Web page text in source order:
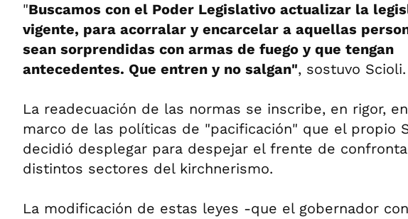
"Buscamos con el Poder Legislativo actualizar la
vigente, para acorralar y encarcelar a aquellas
sean sorprendidas con armas de fuego y que tengan
antecedentes. Que entren y no salgan", sostuvo Scioli.
La readecuación de las normas se inscribe, en rigor,
marco de las políticas de "pacificación" que el propio
decidió desplegar para despejar el frente de
distintos sectores del kirchnerismo.
La modificación de estas leyes -que el gobernador